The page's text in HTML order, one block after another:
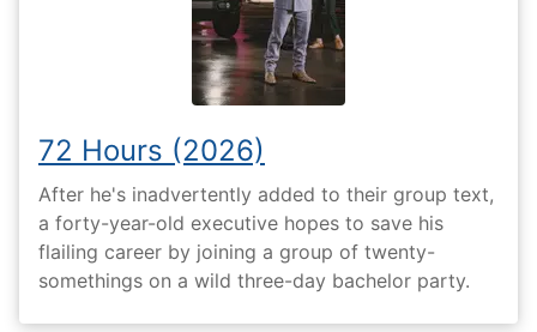
72 Hours (2026)
After he's inadvertently added to their group text,
a forty-year-old executive hopes to save his
flailing career by joining a group of twenty-
somethings on a wild three-day bachelor party.